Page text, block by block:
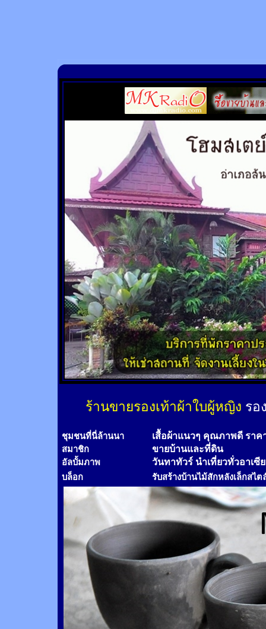
ร้านขายรองเท้าผ้าใบผู้หญิง รอ
ชุมชนที่นี่ล้านนา เสื้อผ้าแนวๆ คุณภาพดี ราค
สมาชิก ขายบ้านและที่ดิน
อัลบั้มภาพ วันทาทัวร์ นำเที่ยวทั่วอาเซี
บล็อก รับสร้างบ้านไม้สักหลังเล็กสไต